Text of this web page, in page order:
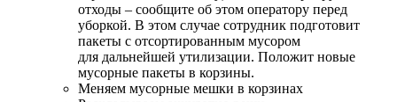
отходы – сообщите об этом оператору перед
уборкой. В этом случае сотрудник подготовит
пакеты с отсортированным мусором
для дальнейшей утилизации. Положит новые
мусорные пакеты в корзины.
Меняем мусорные мешки в корзинах